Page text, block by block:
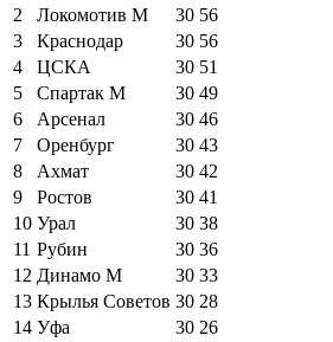
2
Локомотив М 30 56
3
Краснодар 30 56
4
ЦСКА 30 51
5
Спартак М 30 49
6
Арсенал 30 46
7
Оренбург 30 43
8
Ахмат 30 42
9
Ростов 30 41
10 Урал 30 38
11 Рубин 30 36
12 Динамо М 30 33
13 Крылья Советов 30 28
14 Уфа 30 26